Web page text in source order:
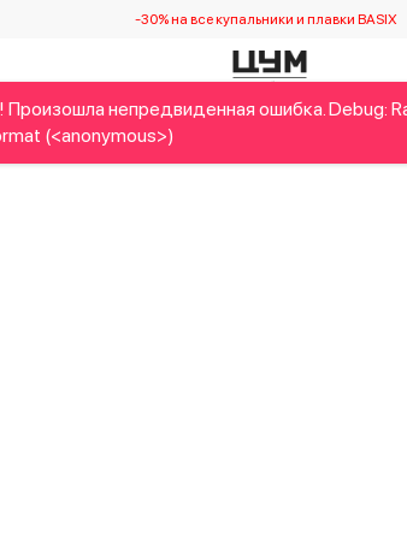
-30% на все купальники и плавки BASIX
Home&Gifts Украинские дизайнеры
Произошла непредвиденная ошибка. Debug:
(<anonymous>)